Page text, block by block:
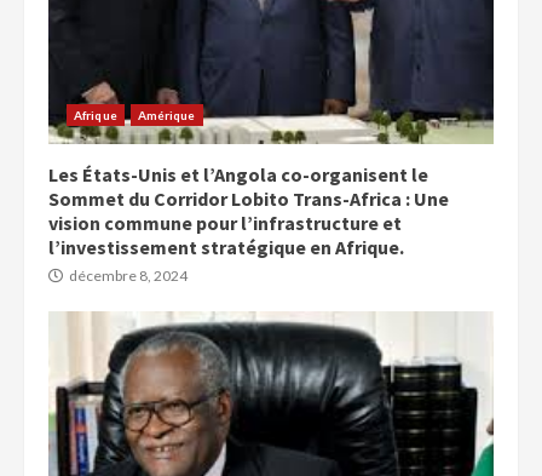
Afrique Amérique
Les États-Unis et l’Angola co-organisent le
Sommet du Corridor Lobito Trans-Africa : Une
vision commune pour l’infrastructure et
l’investissement stratégique en Afrique.
décembre 8, 2024